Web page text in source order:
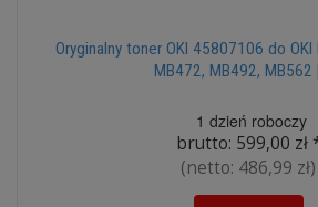
Oryginalny toner OKI 45807106 do
MB472, MB492, MB562
1 dzień roboczy
brutto: 599,00 zł
(netto: 486,99 zł)